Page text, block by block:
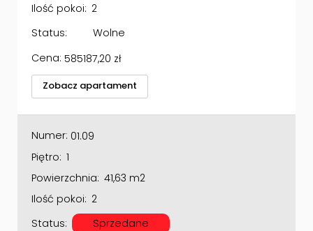
Ilość pokoi: 2
Status:
Wolne
Cena: 585187,20 zł
Zobacz apartament
Numer: 01.09
Piętro: 1
Powierzchnia: 41,63 m2
Ilość pokoi: 2
Status:
Sprzedane